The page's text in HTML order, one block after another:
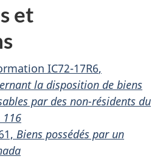
et
IC72-17R6,
la disposition de biens
par des non-résidents du
116
Biens possédés par un